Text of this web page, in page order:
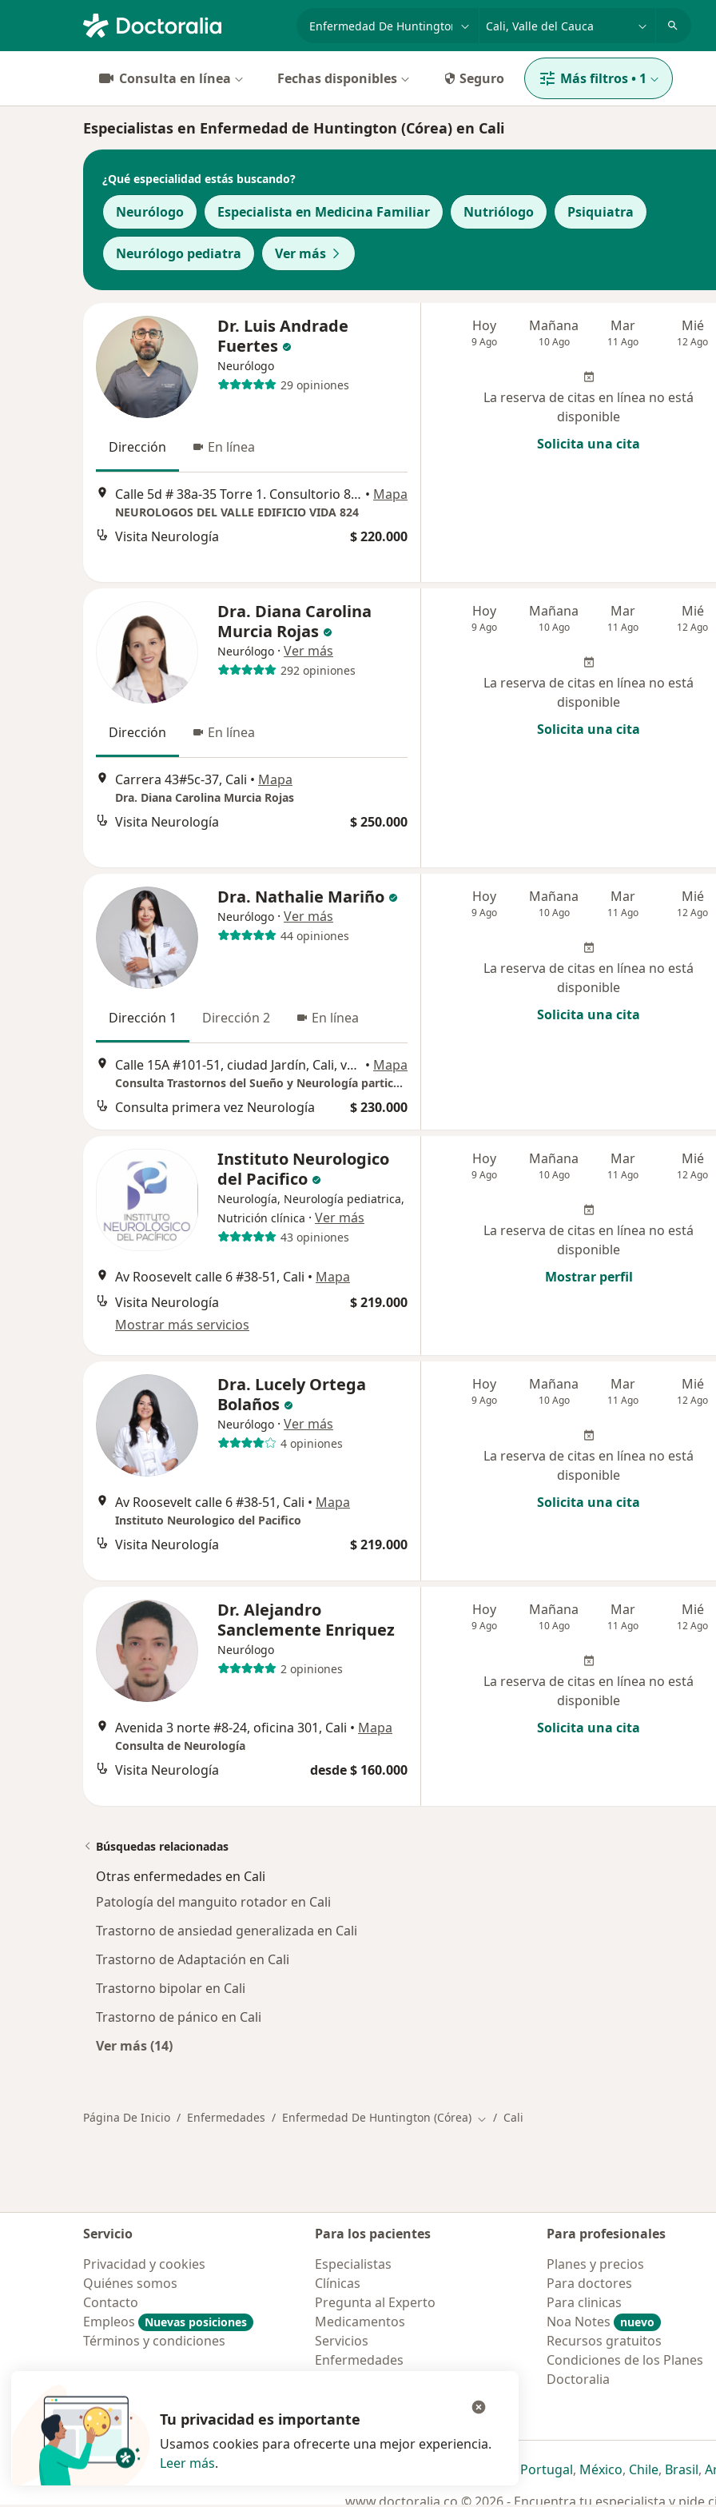
Consulta en línea Fechas disponibles Seguro Más filtros• 1
Especialistas en Enfermedad de Huntington (Córea) en Cali
¿Qué especialidad estás buscando?
Neurólogo Especialista en Medicina Familiar Nutriólogo Psiquiatra
Neurólogo pediatra Ver más
Dr. Luis Andrade
Fuertes
Neurólogo
29 opiniones
Dirección En línea
Calle 5d # 38a-35 Torre 1. Consultorio 824, Cali • Mapa
NEUROLOGOS DEL VALLE EDIFICIO VIDA 824
Visita Neurología $ 220.000
Hoy
9 Ago
Mañana
10 Ago
Mar
11 Ago
Mié
12 Ago
La reserva de citas en línea no está
disponible
Solicita una cita
Dra. Diana Carolina
Murcia Rojas
Neurólogo · Ver más
292 opiniones
Dirección En línea
Carrera 43#5c-37, Cali • Mapa
Dra. Diana Carolina Murcia Rojas
Visita Neurología $ 250.000
Hoy
9 Ago
Mañana
10 Ago
Mar
11 Ago
Mié
12 Ago
La reserva de citas en línea no está
disponible
Solicita una cita
Dra. Nathalie Mariño
Neurólogo · Ver más
44 opiniones
Dirección 1 Dirección 2 En línea
Calle 15A #101-51, ciudad Jardín, Cali, valle del Cauca- Beone medical work, Cali • Mapa
Consulta Trastornos del Sueño y Neurología particular- Cali, Valle- Edificio Be One Medical Work
Consulta primera vez Neurología $ 230.000
Hoy
9 Ago
Mañana
10 Ago
Mar
11 Ago
Mié
12 Ago
La reserva de citas en línea no está
disponible
Solicita una cita
Instituto Neurologico
del Pacifico
Neurología, Neurología pediatrica,
Nutrición clínica · Ver más
43 opiniones
Av Roosevelt calle 6 #38-51, Cali • Mapa
Visita Neurología
$ 219.000
Mostrar más servicios
Hoy
9 Ago
Mañana
10 Ago
Mar
11 Ago
Mié
12 Ago
La reserva de citas en línea no está
disponible
Mostrar perfil
Dra. Lucely Ortega
Bolaños
Neurólogo · Ver más
4 opiniones
Av Roosevelt calle 6 #38-51, Cali • Mapa
Instituto Neurologico del Pacifico
Visita Neurología $ 219.000
Hoy
9 Ago
Mañana
10 Ago
Mar
11 Ago
Mié
12 Ago
La reserva de citas en línea no está
disponible
Solicita una cita
Dr. Alejandro
Sanclemente Enriquez
Neurólogo
2 opiniones
Avenida 3 norte #8-24, oficina 301, Cali • Mapa
Consulta de Neurología
Visita Neurología desde $ 160.000
Hoy
9 Ago
Mañana
10 Ago
Mar
11 Ago
Mié
12 Ago
La reserva de citas en línea no está
disponible
Solicita una cita
Búsquedas relacionadas
Otras enfermedades en Cali
Patología del manguito rotador en Cali
Trastorno de ansiedad generalizada en Cali
Trastorno de Adaptación en Cali
Trastorno bipolar en Cali
Trastorno de pánico en Cali
Ver más (14)
Página De Inicio Enfermedades Enfermedad De Huntington (Córea) Cambiar de ciudad
Cali
Servicio
Privacidad y cookies
Quiénes somos
Contacto
Empleos
Nuevas posiciones
Términos y condiciones
Para los pacientes
Especialistas
Clínicas
Pregunta al Experto
Medicamentos
Servicios
Enfermedades
Para profesionales
Planes y precios
Para doctores
Para clinicas
Noa Notes
nuevo
Recursos gratuitos
Condiciones de los Planes
Doctoralia
Polska se abre en una nueva pestaña
se abre en una nueva pestaña
se abre en una nueva pestaña
se abre en una nueva pestaña
Portugalse abre en una nueva
, Méxicose abre en una
, Chilese abre
, Brasilse
,
www.doctoralia.co © 2026 - Encuentra tu especialista y pide
Tu privacidad es importante
Usamos cookies para ofrecerte una mejor experiencia.
Leer más.